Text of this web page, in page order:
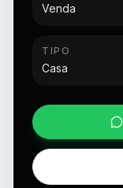
Venda
TIPO
Casa